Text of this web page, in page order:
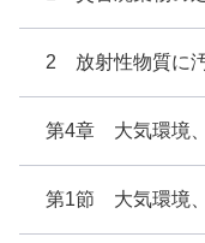
2 放射性物質に
第4章 大気環境
第1節 大気環境